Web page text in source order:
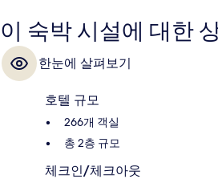
이 숙박 시설에 대한
한눈에 살펴보기
호텔 규모
266개 객실
총 2층 규모
체크인/체크아웃